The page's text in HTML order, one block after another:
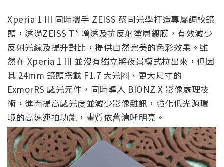
Xperia 1 III 同時攜手 ZEISS 蔡司光學打造專屬調校鏡
頭，透過ZEISS T* 增透及抗反射塗層鍍膜，有效減少
反射光線及提升對比，提供自然完美的色彩效果。雖
然在 Xperia 1 III 並沒有獨立將夜景模式拉出來，但因
其 24mm 鏡頭搭載 F1.7 大光圈、更大尺寸的
ExmorRS 感光元件，同時導入 BIONZ X 影像處理技
術，進而提高感光度並減少影像雜訊，強化低光源環
境的高速連拍功能，畫質依舊清晰明亮。